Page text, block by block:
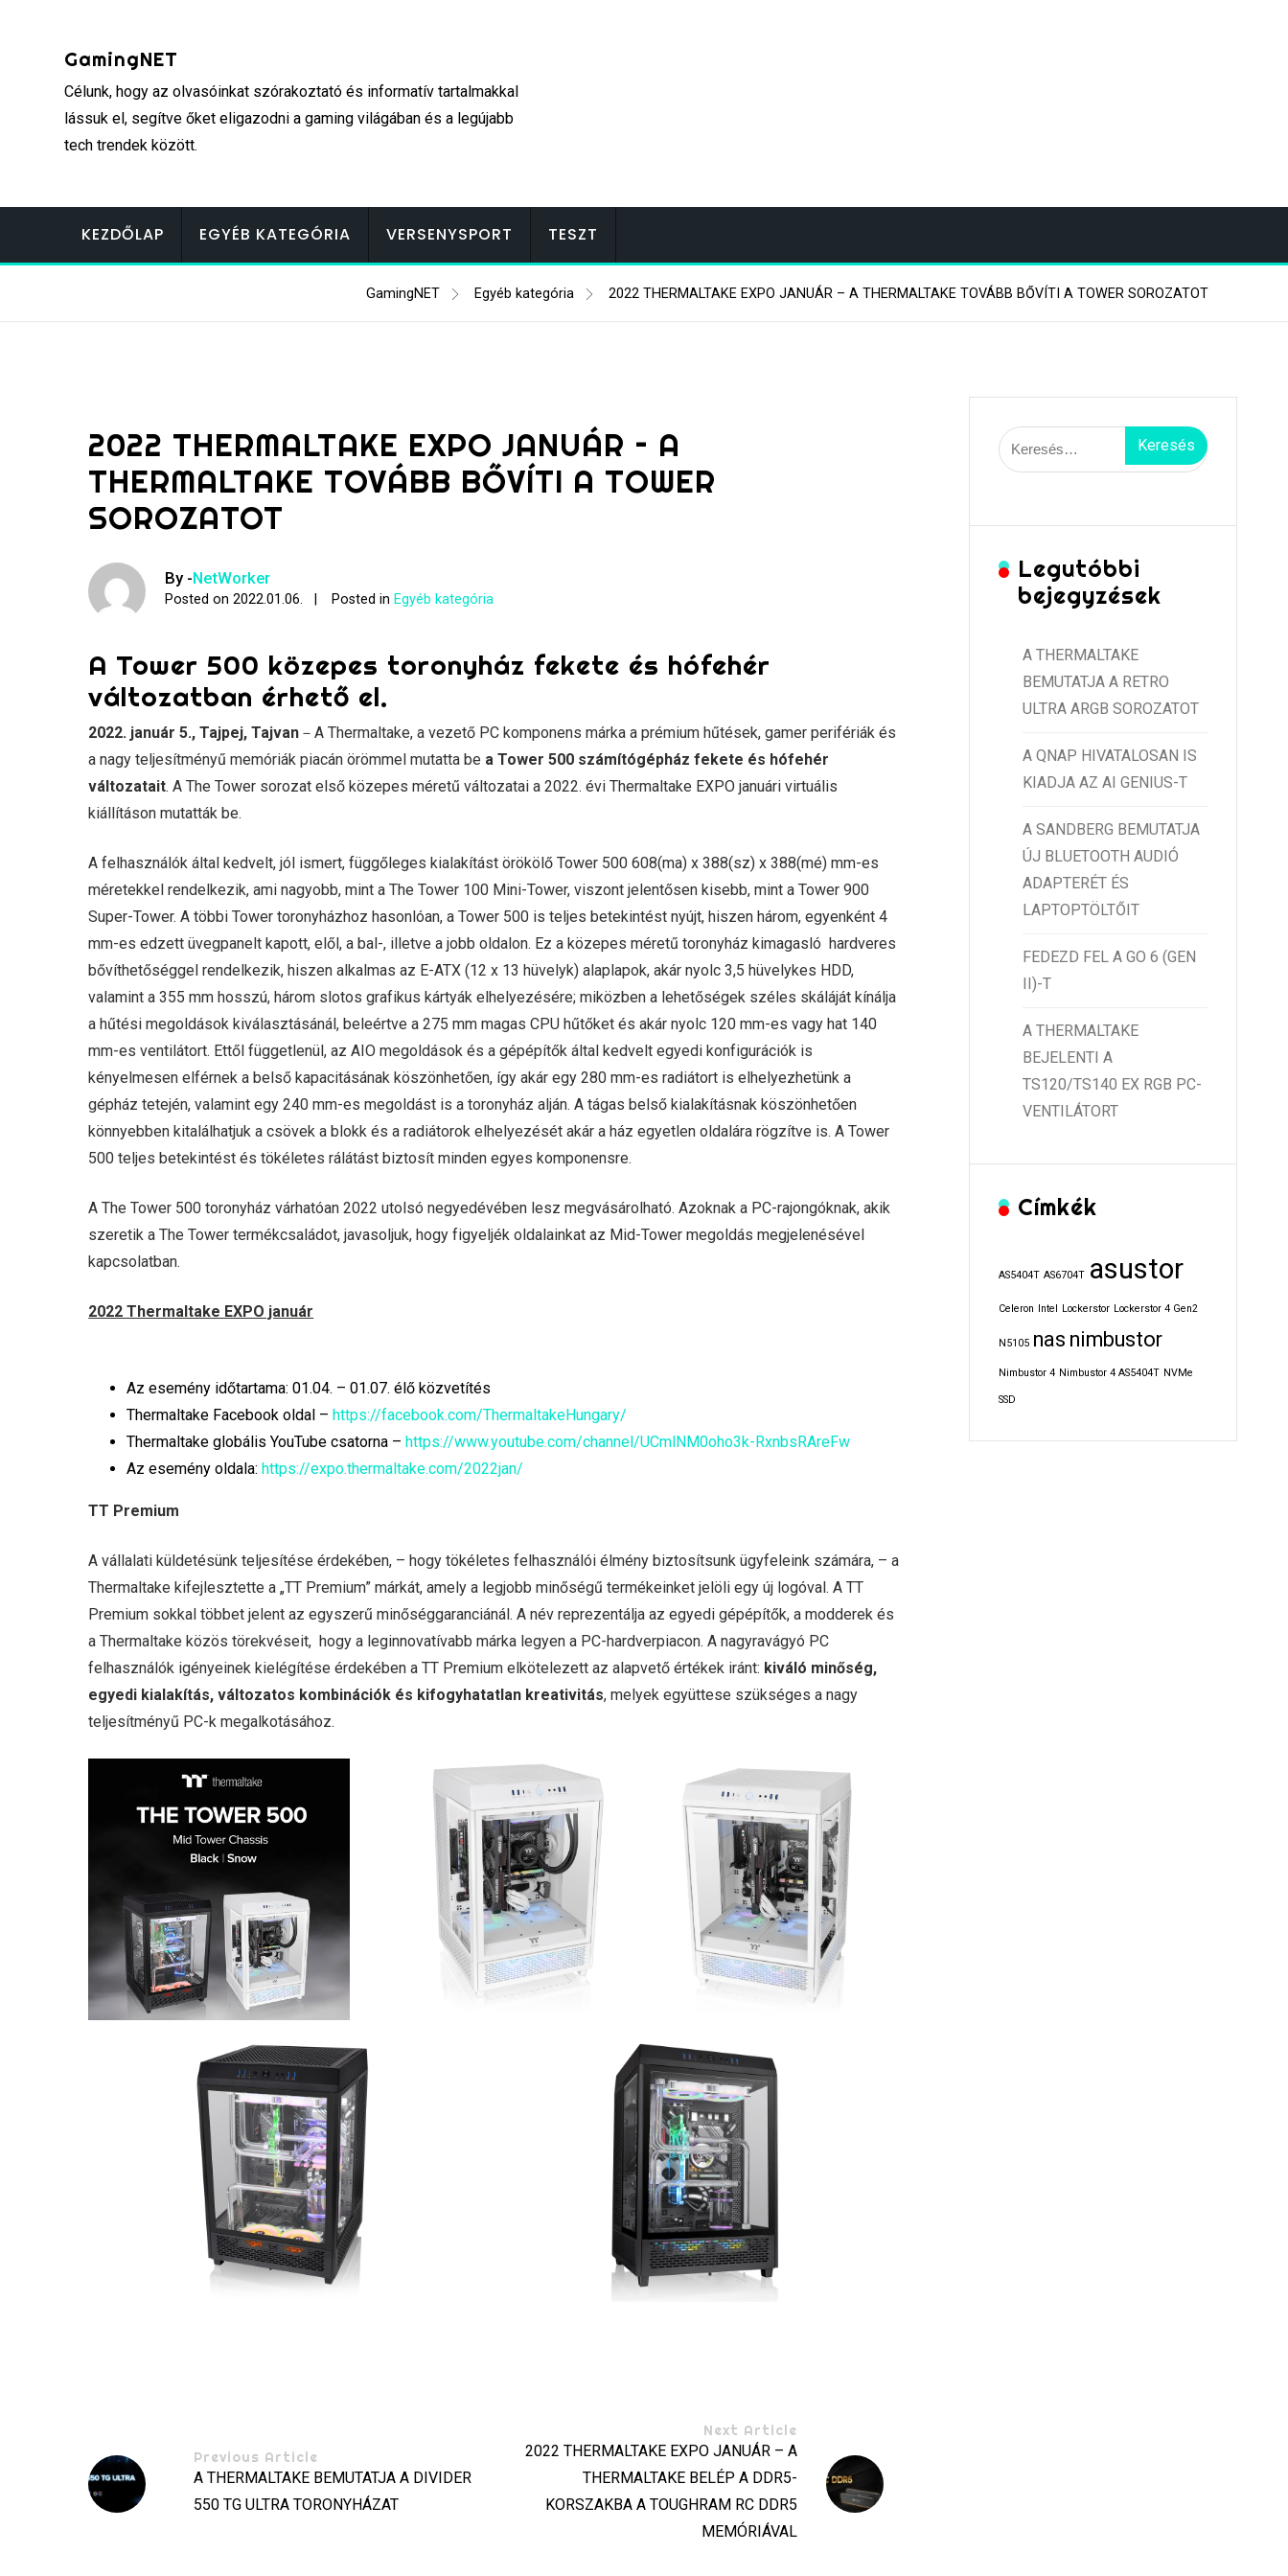
GamingNET
Célunk, hogy az olvasóinkat szórakoztató és informatív tartalmakkal
lássuk el, segítve őket eligazodni a gaming világában és a legújabb
tech trendek között.
KEZDŐLAP EGYÉB KATEGÓRIA VERSENYSPORT TESZT
GamingNET Egyéb kategória 2022 THERMALTAKE EXPO JANUÁR – A THERMALTAKE TOVÁBB BŐVÍTI A TOWER SOROZATOT
2022 THERMALTAKE EXPO JANUÁR – A
THERMALTAKE TOVÁBB BŐVÍTI A TOWER
SOROZATOT
By -NetWorker
Posted on2022.01.06. Posted in Egyéb kategória
A Tower 500 közepes toronyház fekete és hófehér
változatban érhető el.
2022. január 5., Tajpej, Tajvan －A Thermaltake, a vezető PC komponens márka a prémium hűtések, gamer perifériák és
a nagy teljesítményű memóriák piacán örömmel mutatta be a Tower 500 számítógépház fekete és hófehér
változatait. A The Tower sorozat első közepes méretű változatai a 2022. évi Thermaltake EXPO januári virtuális
kiállításon mutatták be.
A felhasználók által kedvelt, jól ismert, függőleges kialakítást örökölő Tower 500 608(ma) x 388(sz) x 388(mé) mm-es
méretekkel rendelkezik, ami nagyobb, mint a The Tower 100 Mini-Tower, viszont jelentősen kisebb, mint a Tower 900
Super-Tower. A többi Tower toronyházhoz hasonlóan, a Tower 500 is teljes betekintést nyújt, hiszen három, egyenként 4
mm-es edzett üvegpanelt kapott, elől, a bal-, illetve a jobb oldalon. Ez a közepes méretű toronyház kimagasló hardveres
bővíthetőséggel rendelkezik, hiszen alkalmas az E-ATX (12 x 13 hüvelyk) alaplapok, akár nyolc 3,5 hüvelykes HDD,
valamint a 355 mm hosszú, három slotos grafikus kártyák elhelyezésére; miközben a lehetőségek széles skáláját kínálja
a hűtési megoldások kiválasztásánál, beleértve a 275 mm magas CPU hűtőket és akár nyolc 120 mm-es vagy hat 140
mm-es ventilátort. Ettől függetlenül, az AIO megoldások és a gépépítők által kedvelt egyedi konfigurációk is
kényelmesen elférnek a belső kapacitásának köszönhetően, így akár egy 280 mm-es radiátort is elhelyezhetünk a
gépház tetején, valamint egy 240 mm-es megoldást is a toronyház alján. A tágas belső kialakításnak köszönhetően
könnyebben kitalálhatjuk a csövek a blokk és a radiátorok elhelyezését akár a ház egyetlen oldalára rögzítve is. A Tower
500 teljes betekintést és tökéletes rálátást biztosít minden egyes komponensre.
A The Tower 500 toronyház várhatóan 2022 utolsó negyedévében lesz megvásárolható. Azoknak a PC-rajongóknak, akik
szeretik a The Tower termékcsaládot, javasoljuk, hogy figyeljék oldalainkat az Mid-Tower megoldás megjelenésével
kapcsolatban.
2022 Thermaltake EXPO január
Az esemény időtartama: 01.04. – 01.07. élő közvetítés
Thermaltake Facebook oldal –https://facebook.com/ThermaltakeHungary/
Thermaltake globális YouTube csatorna –https://www.youtube.com/channel/UCmlNM0oho3k-RxnbsRAreFw
Az esemény oldala:https://expo.thermaltake.com/2022jan/
TT Premium
A vállalati küldetésünk teljesítése érdekében, – hogy tökéletes felhasználói élmény biztosítsunk ügyfeleink számára, – a
Thermaltake kifejlesztette a „TT Premium” márkát, amely a legjobb minőségű termékeinket jelöli egy új logóval. A TT
Premium sokkal többet jelent az egyszerű minőséggaranciánál. A név reprezentálja az egyedi gépépítők, a modderek és
a Thermaltake közös törekvéseit, hogy a leginnovatívabb márka legyen a PC-hardverpiacon. A nagyravágyó PC
felhasználók igényeinek kielégítése érdekében a TT Premium elkötelezett az alapvető értékek iránt: kiváló minőség,
egyedi kialakítás, változatos kombinációk és kifogyhatatlan kreativitás, melyek együttese szükséges a nagy
teljesítményű PC-k megalkotásához.
Previous Article
A THERMALTAKE BEMUTATJA A DIVIDER
550 TG ULTRA TORONYHÁZAT
Next Article
2022 THERMALTAKE EXPO JANUÁR – A
THERMALTAKE BELÉP A DDR5-
KORSZAKBA A TOUGHRAM RC DDR5
MEMÓRIÁVAL
Keresés:
Legutóbbi
bejegyzések
A THERMALTAKE
BEMUTATJA A RETRO
ULTRA ARGB SOROZATOT
A QNAP HIVATALOSAN IS
KIADJA AZ AI GENIUS-T
A SANDBERG BEMUTATJA
ÚJ BLUETOOTH AUDIÓ
ADAPTERÉT ÉS
LAPTOPTÖLTŐIT
FEDEZD FEL A GO 6 (GEN
II)-T
A THERMALTAKE
BEJELENTI A
TS120/TS140 EX RGB PC-
VENTILÁTORT
Címkék
AS5404T AS6704T asustor
Celeron Intel Lockerstor Lockerstor 4 Gen2
N5105 nas nimbustor
Nimbustor 4 Nimbustor 4 AS5404T NVMe
SSD